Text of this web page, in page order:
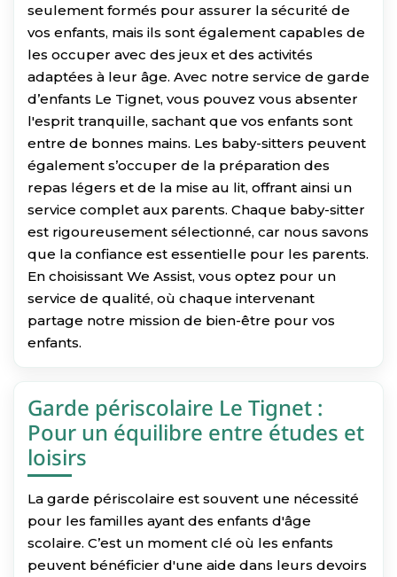
seulement formés pour assurer la sécurité de
vos enfants, mais ils sont également capables de
les occuper avec des jeux et des activités
adaptées à leur âge. Avec notre service de garde
d’enfants Le Tignet, vous pouvez vous absenter
l'esprit tranquille, sachant que vos enfants sont
entre de bonnes mains. Les baby-sitters peuvent
également s’occuper de la préparation des
repas légers et de la mise au lit, offrant ainsi un
service complet aux parents. Chaque baby-sitter
est rigoureusement sélectionné, car nous savons
que la confiance est essentielle pour les parents.
En choisissant We Assist, vous optez pour un
service de qualité, où chaque intervenant
partage notre mission de bien-être pour vos
enfants.
Garde périscolaire Le Tignet :
Pour un équilibre entre études et
loisirs
La garde périscolaire est souvent une nécessité
pour les familles ayant des enfants d'âge
scolaire. C’est un moment clé où les enfants
peuvent bénéficier d'une aide dans leurs devoirs